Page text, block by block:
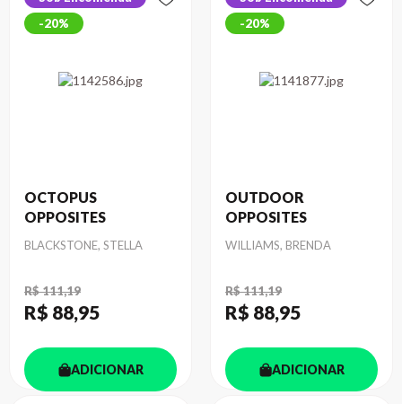
20%
OCTOPUS
OPPOSITES
Autor
BLACKSTONE, STELLA
R$ 111,19
R$ 88,95
ADICIONAR
20%
OUTDOOR
OPPOSITES
Autor
WILLIAMS, BRENDA
R$ 111,19
R$ 88,95
ADICIONAR